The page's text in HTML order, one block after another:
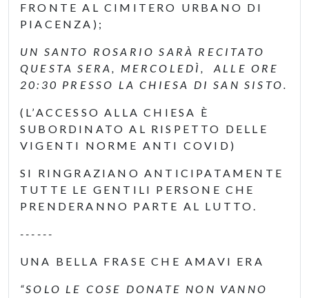
FRONTE AL CIMITERO URBANO DI
PIACENZA);
UN SANTO ROSARIO SARÀ RECITATO
QUESTA SERA, MERCOLEDÌ, ALLE ORE
20:30 PRESSO LA CHIESA DI SAN SISTO.
(L’ACCESSO ALLA CHIESA È
SUBORDINATO AL RISPETTO DELLE
VIGENTI NORME ANTI COVID)
SI RINGRAZIANO ANTICIPATAMENTE
TUTTE LE GENTILI PERSONE CHE
PRENDERANNO PARTE AL LUTTO.
------
UNA BELLA FRASE CHE AMAVI ERA
“SOLO LE COSE DONATE NON VANNO